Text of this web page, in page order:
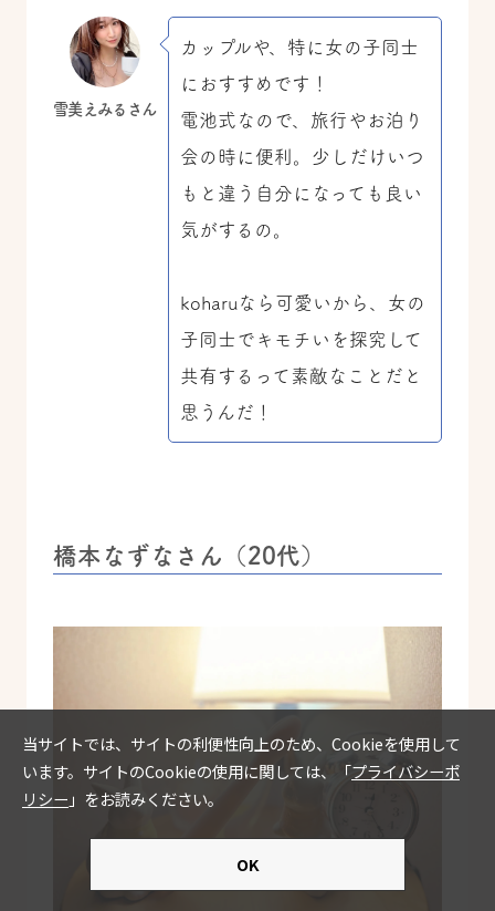
雪美えみるさん
カップルや、特に女の子同士
におすすめです！
電池式なので、旅行やお泊り
会の時に便利。少しだけいつ
もと違う自分になっても良い
気がするの。
koharuなら可愛いから、女の
子同士でキモチいを探究して
共有するって素敵なことだと
思うんだ！
橋本なずなさん（20代）